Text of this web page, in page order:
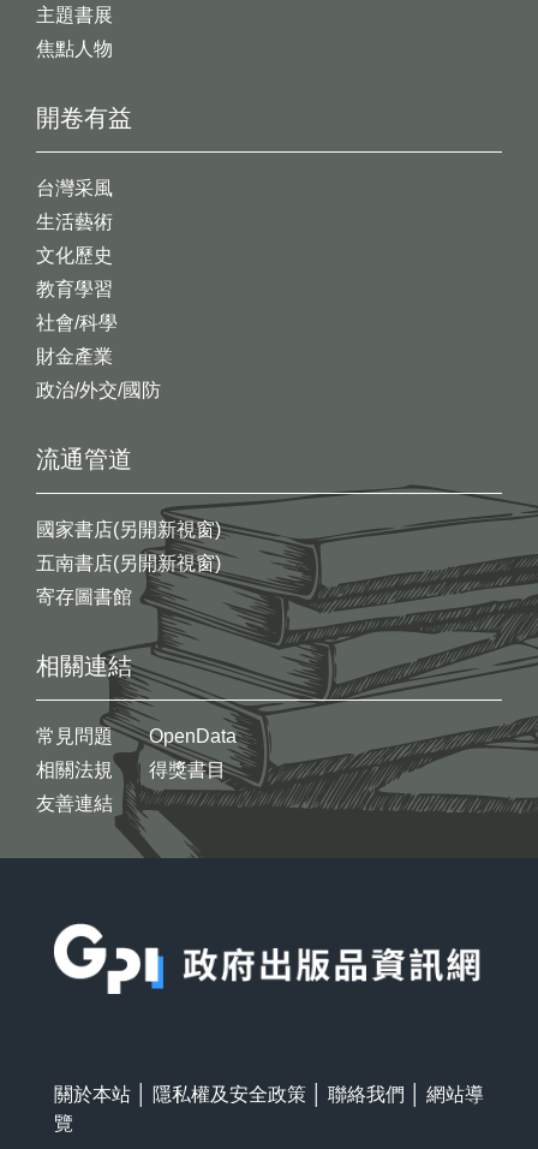
開卷有益
台灣采風
生活藝術
文化歷史
教育學習
社會/科學
財金產業
政治/外交/國防
主題書展
焦點人物
流通管道
國家書店(另開新視窗)
五南書店(另開新視窗)
寄存圖書館
相關連結
常見問題
相關法規
友善連結
OpenData
得獎書目
關於本站 隱私權及安全政策 聯絡我們
網站導
覽